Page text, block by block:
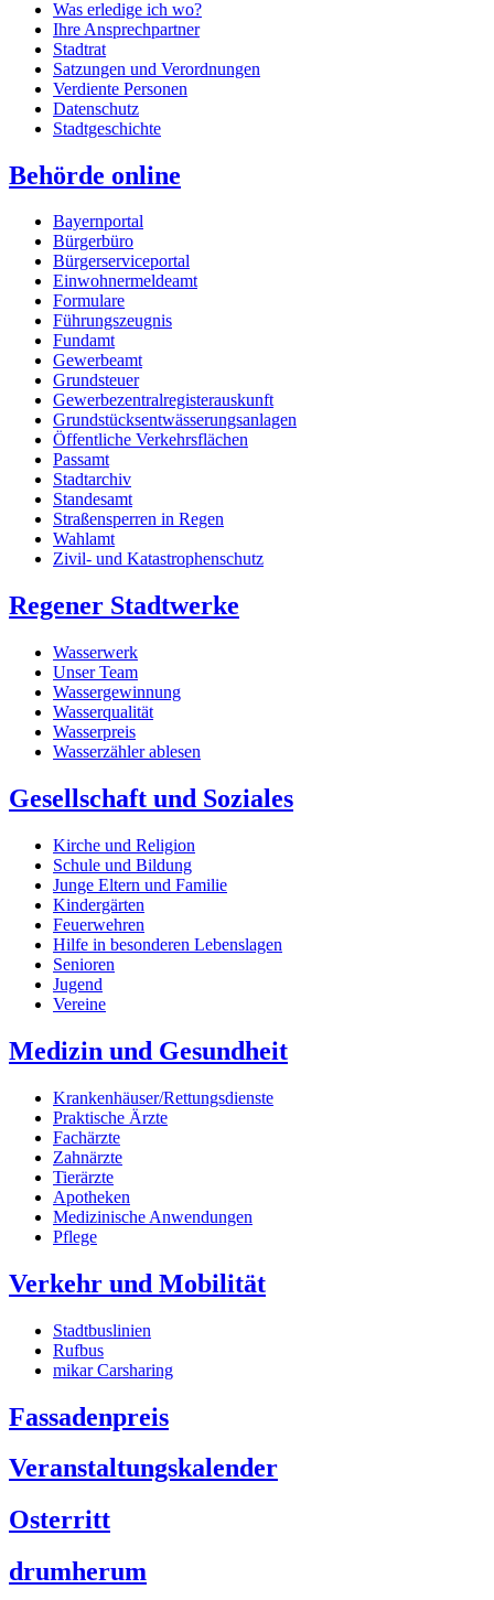
Was erledige ich wo?
Ihre Ansprechpartner
Stadtrat
Satzungen und Verordnungen
Verdiente Personen
Datenschutz
Stadtgeschichte
Behörde online
Bayernportal
Bürgerbüro
Bürgerserviceportal
Einwohnermeldeamt
Formulare
Führungszeugnis
Fundamt
Gewerbeamt
Grundsteuer
Gewerbezentralregisterauskunft
Grundstücksentwässerungsanlagen
Öffentliche Verkehrsflächen
Passamt
Stadtarchiv
Standesamt
Straßensperren in Regen
Wahlamt
Zivil- und Katastrophenschutz
Regener Stadtwerke
Wasserwerk
Unser Team
Wassergewinnung
Wasserqualität
Wasserpreis
Wasserzähler ablesen
Gesellschaft und Soziales
Kirche und Religion
Schule und Bildung
Junge Eltern und Familie
Kindergärten
Feuerwehren
Hilfe in besonderen Lebenslagen
Senioren
Jugend
Vereine
Medizin und Gesundheit
Krankenhäuser/Rettungsdienste
Praktische Ärzte
Fachärzte
Zahnärzte
Tierärzte
Apotheken
Medizinische Anwendungen
Pflege
Verkehr und Mobilität
Stadtbuslinien
Rufbus
mikar Carsharing
Fassadenpreis
Veranstaltungskalender
Osterritt
drumherum